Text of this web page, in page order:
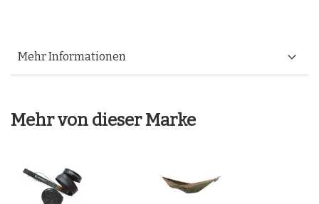
Mehr Informationen
Mehr von dieser Marke